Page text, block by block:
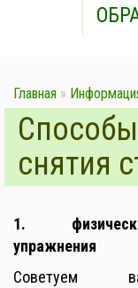
Главная »
снятия
1.
упражнения
Советуем